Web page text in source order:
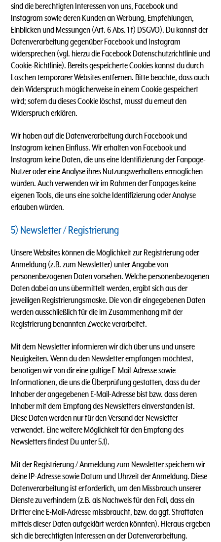
sind die berechtigten Interessen von uns, Facebook und
Instagram sowie deren Kunden an Werbung, Empfehlungen,
Einblicken und Messungen (Art. 6 Abs. 1 f) DSGVO). Du kannst der
Datenverarbeitung gegenüber Facebook und Instagram
widersprechen (vgl. hierzu die Facebook Datenschutzrichtlinie und
Cookie-Richtlinie). Bereits gespeicherte Cookies kannst du durch
Löschen temporärer Websites entfernen. Bitte beachte, dass auch
dein Widerspruch möglicherweise in einem Cookie gespeichert
wird; sofern du dieses Cookie löschst, musst du erneut den
Widerspruch erklären.
Wir haben auf die Datenverarbeitung durch Facebook und
Instagram keinen Einfluss. Wir erhalten von Facebook und
Instagram keine Daten, die uns eine Identifizierung der Fanpage-
Nutzer oder eine Analyse ihres Nutzungsverhaltens ermöglichen
würden. Auch verwenden wir im Rahmen der Fanpages keine
eigenen Tools, die uns eine solche Identifizierung oder Analyse
erlauben würden.
5) Newsletter / Registrierung
Unsere Websites können die Möglichkeit zur Registrierung oder
Anmeldung (z.B. zum Newsletter) unter Angabe von
personenbezogenen Daten vorsehen. Welche personenbezogenen
Daten dabei an uns übermittelt werden, ergibt sich aus der
jeweiligen Registrierungsmaske. Die von dir eingegebenen Daten
werden ausschließlich für die im Zusammenhang mit der
Registrierung benannten Zwecke verarbeitet.
Mit dem Newsletter informieren wir dich über uns und unsere
Neuigkeiten. Wenn du den Newsletter empfangen möchtest,
benötigen wir von dir eine gültige E-Mail-Adresse sowie
Informationen, die uns die Überprüfung gestatten, dass du der
Inhaber der angegebenen E-Mail-Adresse bist bzw. dass deren
Inhaber mit dem Empfang des Newsletters einverstanden ist.
Diese Daten werden nur für den Versand der Newsletter
verwendet. Eine weitere Möglichkeit für den Empfang des
Newsletters findest Du unter 5.1).
Mit der Registrierung / Anmeldung zum Newsletter speichern wir
deine IP-Adresse sowie Datum und Uhrzeit der Anmeldung. Diese
Datenverarbeitung ist erforderlich, um den Missbrauch unserer
Dienste zu verhindern (z.B. als Nachweis für den Fall, dass ein
Dritter eine E-Mail-Adresse missbraucht, bzw. da ggf. Straftaten
mittels dieser Daten aufgeklärt werden könnten). Hieraus ergeben
sich die berechtigten Interessen an der Datenverarbeitung.